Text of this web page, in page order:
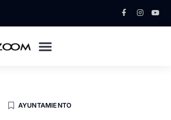
AYUNTAMIENTO